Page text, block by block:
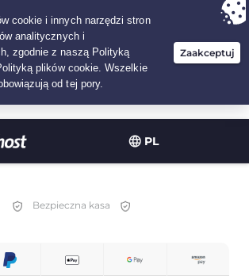
PL
umowana2.1666666666667-lat w$
/miesiąc
Bezpieczna kasa